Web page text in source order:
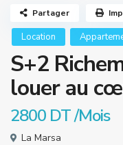
Location
S+2
louer au
2800 DT/Mois
La Marsa
Partager